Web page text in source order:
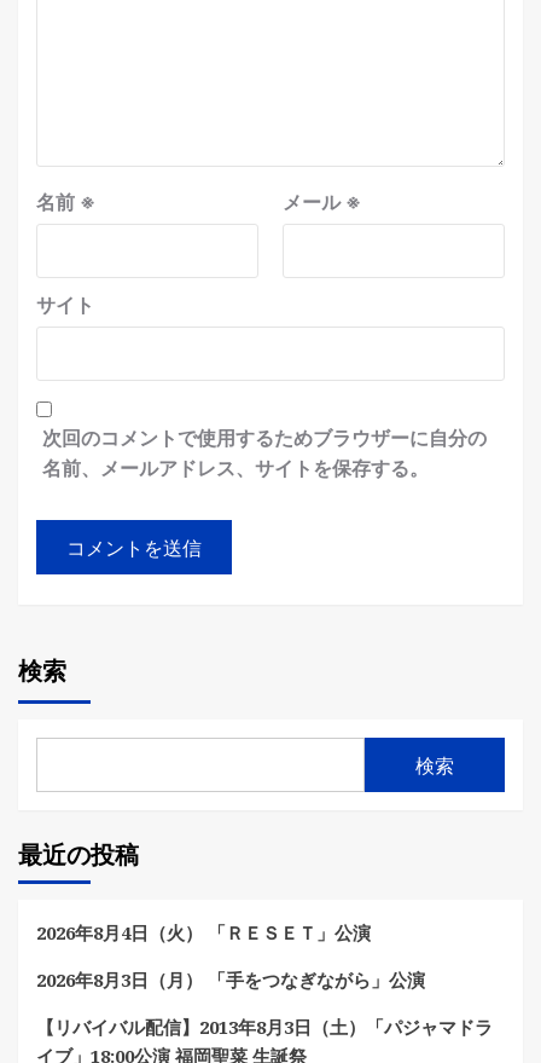
名前 ※ メール※
サイト
次回のコメントで使用するためブラウザーに自分の
名前、メールアドレス、サイトを保存する。
検索
検索
最近の投稿
2026年8月4日（火） 「ＲＥＳＥＴ」公演
2026年8月3日（月） 「手をつなぎながら」公演
【リバイバル配信】2013年8月3日（土）「パジャマドラ
イブ」18:00公演 福岡聖菜 生誕祭